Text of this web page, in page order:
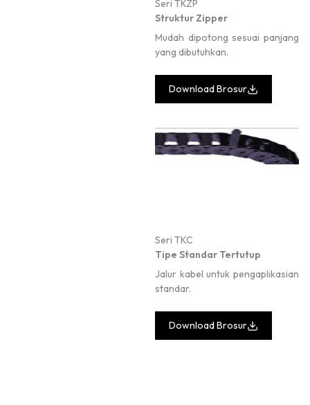
Seri TKZP
Struktur Zipper
Mudah dipotong sesuai panjang
yang dibutuhkan.
Download Brosur
Seri TKC
Tipe Standar Tertutup
Jalur kabel untuk pengaplikasian
standar.
Download Brosur